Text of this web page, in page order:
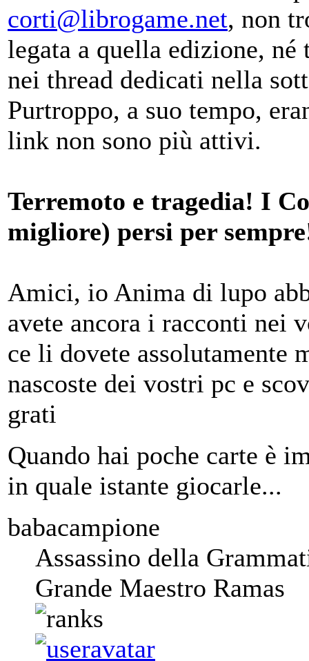
corti@librogame.net, non
legata a quella edizione,
nei thread dedicati nella
Purtroppo, a suo tempo,
link non sono più attivi.
Terremoto e tragedia! I
migliore) persi per
Amici, io Anima di lupo
avete ancora i racconti nei
ce li dovete assolutamente
nascoste dei vostri pc e
grati
Quando hai poche carte è
in quale istante giocarle...
babacampione
Assassino della
Grande Maestro Ramas